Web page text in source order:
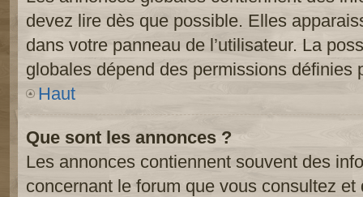
devez lire dès que possible. Elles
dans votre panneau de l’utilisateur. La
globales dépend des permissions définies
Haut
Que sont les annonces ?
Les annonces contiennent souvent des
concernant le forum que vous consultez